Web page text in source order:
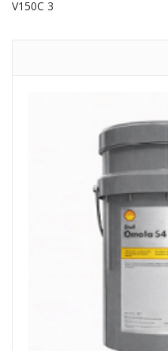
V150C 3